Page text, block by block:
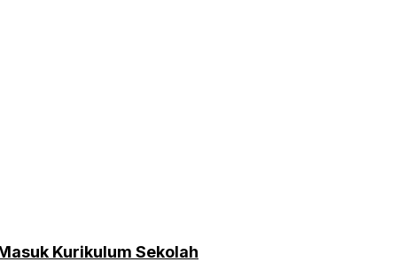
Kurikulum Sekolah